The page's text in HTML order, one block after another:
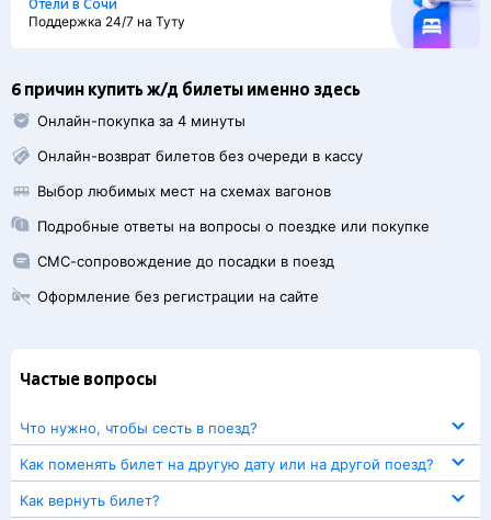
Отели в Сочи
Поддержка 24/7 на Туту
6 причин купить ж/д билеты именно здесь
Онлайн-покупка за 4 минуты
Онлайн-возврат билетов без очереди в кассу
Выбор любимых мест на схемах вагонов
Подробные ответы на вопросы о поездке или покупке
СМС-сопровождение до посадки в поезд
Оформление без регистрации на сайте
Частые вопросы
Что нужно, чтобы сесть в поезд?
Как поменять билет на другую дату или на другой поезд?
Как вернуть билет?